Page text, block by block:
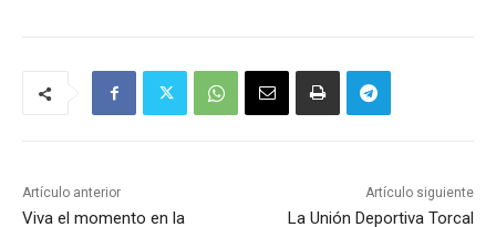
Artículo anterior
Viva el momento en la
Artículo siguiente
La Unión Deportiva Torcal